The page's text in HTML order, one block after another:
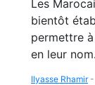
Les
bientôt
permettre
en leur nom.
Ilyasse Rhamir-